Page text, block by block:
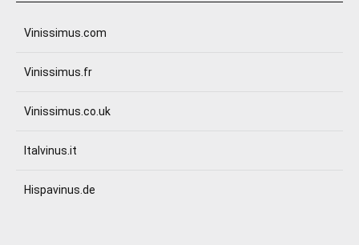
Vinissimus.com
Vinissimus.fr
Vinissimus.co.uk
Italvinus.it
Hispavinus.de